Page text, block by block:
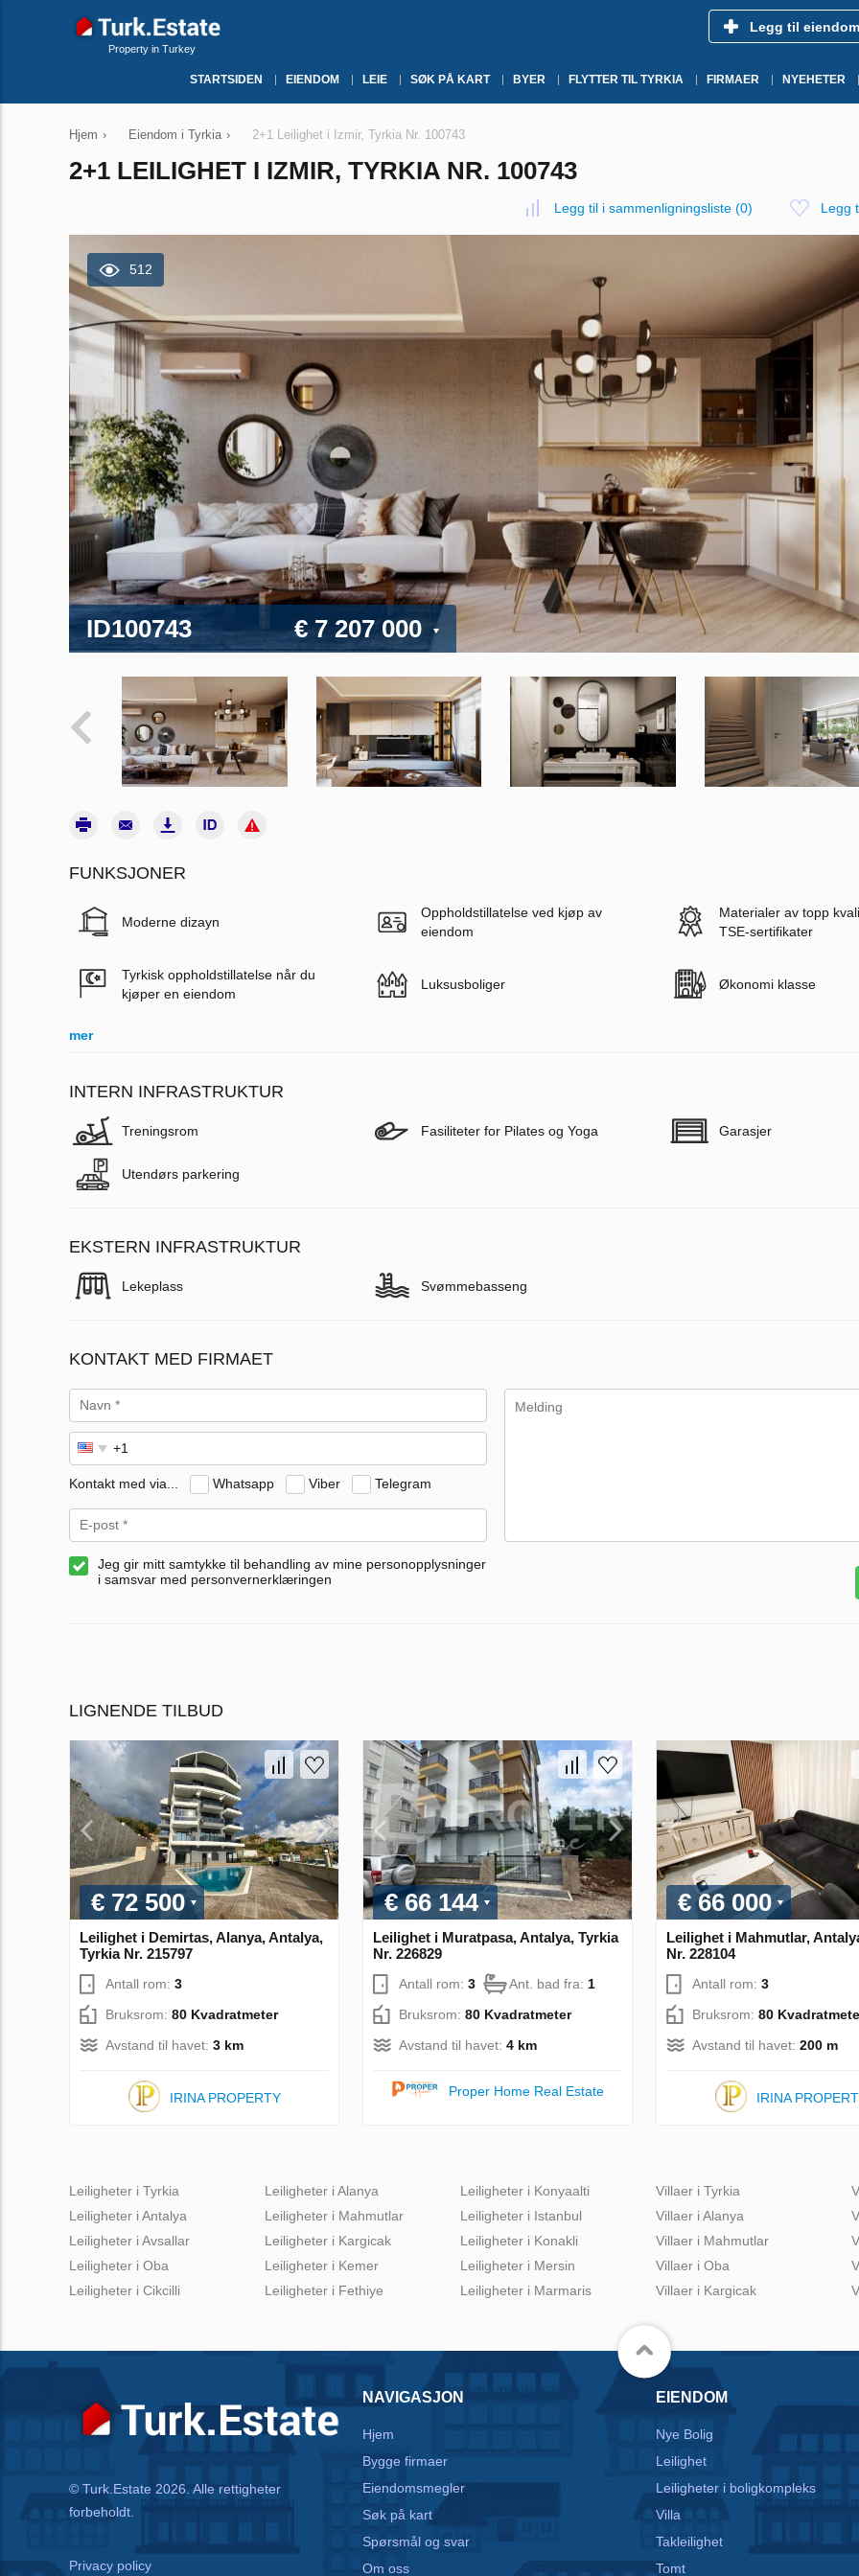
Property in Turkey
Legg til eiendom
STARTSIDEN EIENDOM LEIE SØK PÅ KART BYER FLYTTER TIL TYRKIA FIRMAER NYEHETER
Hjem › Eiendom i Tyrkia › 2+1 Leilighet i Izmir, Tyrkia Nr. 100743
2+1 LEILIGHET I IZMIR, TYRKIA NR. 100743
Legg til i sammenligningsliste (0) Legg
512
ID100743 € 7 207 000
FUNKSJONER
Moderne dizayn
Oppholdstillatelse ved kjøp av
eiendom
Materialer av topp
TSE-sertifikater
Tyrkisk oppholdstillatelse når du
kjøper en eiendom
Luksusboliger Økonomi klasse
mer
INTERN INFRASTRUKTUR
Treningsrom Fasiliteter for Pilates og Yoga Garasjer
Utendørs parkering
EKSTERN INFRASTRUKTUR
Lekeplass Svømmebasseng
KONTAKT MED FIRMAET
Kontakt med via... Whatsapp Viber Telegram
Jeg gir mitt samtykke til behandling av mine personopplysninger
i samsvar med personvernerklæringen
LIGNENDE TILBUD
€ 72 500
Leilighet i Demirtas, Alanya, Antalya,
Tyrkia Nr. 215797
Antall rom: 3
Bruksrom: 80 Kvadratmeter
Avstand til havet: 3 km
IRINA PROPERTY
€ 66 144
Leilighet i Muratpasa, Antalya, Tyrkia
Nr. 226829
Antall rom: 3 Ant. bad fra: 1
Bruksrom: 80 Kvadratmeter
Avstand til havet: 4 km
Proper Home Real Estate
€ 66 000
Leilighet i Mahmutlar,
Nr. 228104
Antall rom: 3
Bruksrom: 80
Avstand til havet: 200 m
IRINA
Leiligheter i Tyrkia
Leiligheter i Antalya
Leiligheter i Avsallar
Leiligheter i Oba
Leiligheter i Cikcilli
Leiligheter i Alanya
Leiligheter i Mahmutlar
Leiligheter i Kargicak
Leiligheter i Kemer
Leiligheter i Fethiye
Leiligheter i Konyaalti
Leiligheter i Istanbul
Leiligheter i Konakli
Leiligheter i Mersin
Leiligheter i Marmaris
Villaer i Tyrkia
Villaer i Alanya
Villaer i Mahmutlar
Villaer i Oba
Villaer i Kargicak
© Turk.Estate 2026. Alle rettigheter
forbeholdt.
Privacy policy
NAVIGASJON
Hjem
Bygge firmaer
Eiendomsmegler
Søk på kart
Spørsmål og svar
Om oss
EIENDOM
Nye Bolig
Leilighet
Leiligheter i boligkompleks
Villa
Takleilighet
Tomt